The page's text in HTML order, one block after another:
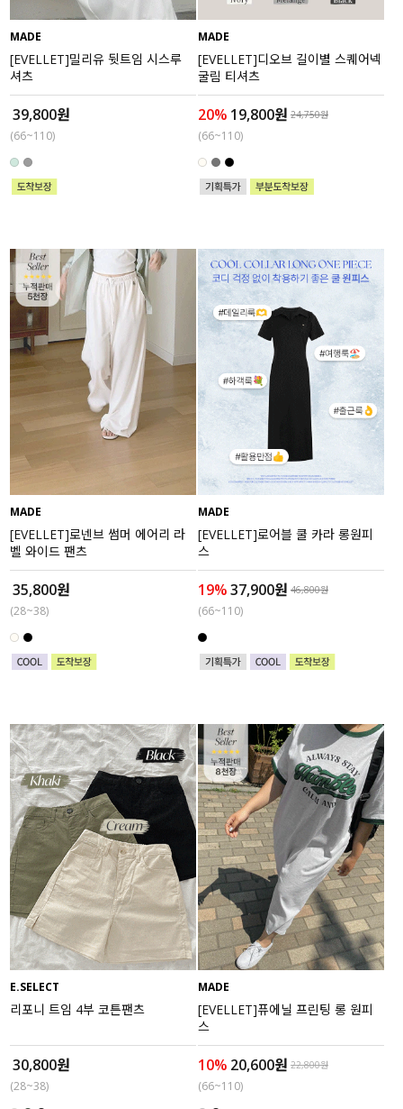
MADE
[EVELLET]밀리유 뒷트임 시스루
셔츠
39,800원
(66~110)
MADE
[EVELLET]디오브 길이별 스퀘어넥
굴림 티셔츠
20% 19,800원 24,750원
(66~110)
MADE
[EVELLET]로넨브 썸머 에어리 라
벨 와이드 팬츠
35,800원
(28~38)
MADE
[EVELLET]로어블 쿨 카라 롱원피
스
19%37,900원 46,800원
(66~110)
E.SELECT
리포니 트임 4부 코튼팬츠
30,800원
(28~38)
MADE
[EVELLET]퓨에닐 프린팅 롱 원피
스
10% 20,600원 22,800원
(66~110)